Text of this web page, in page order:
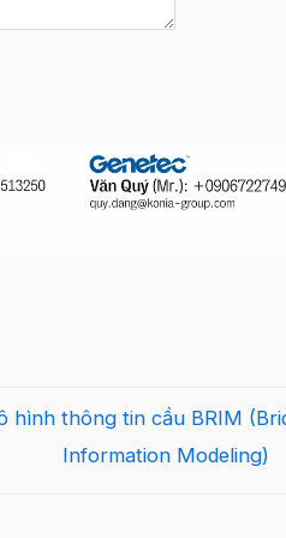
hình thông tin cầu BRIM
Information Modeling)